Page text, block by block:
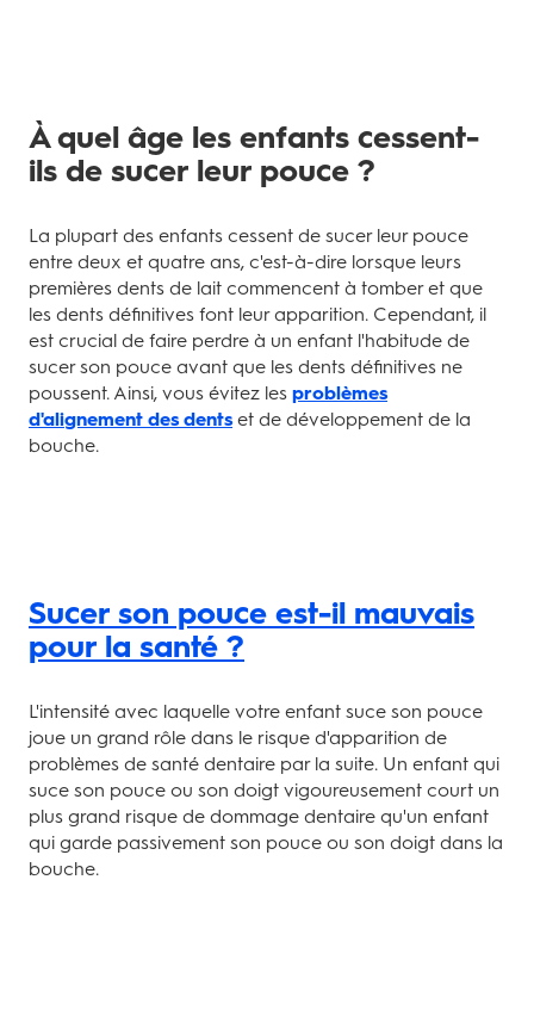
À quel âge les enfants cessent-
ils de sucer leur pouce ?
La plupart des enfants cessent de sucer leur pouce
entre deux et quatre ans, c'est-à-dire lorsque leurs
premières dents de lait commencent à tomber et que
les dents définitives font leur apparition. Cependant, il
est crucial de faire perdre à un enfant l'habitude de
sucer son pouce avant que les dents définitives ne
poussent. Ainsi, vous évitez les problèmes
d'alignement des dentset de développement de la
bouche.
Sucer son pouce est-il mauvais
pour la santé ?
L'intensité avec laquelle votre enfant suce son pouce
joue un grand rôle dans le risque d'apparition de
problèmes de santé dentaire par la suite. Un enfant qui
suce son pouce ou son doigt vigoureusement court un
plus grand risque de dommage dentaire qu'un enfant
qui garde passivement son pouce ou son doigt dans la
bouche.